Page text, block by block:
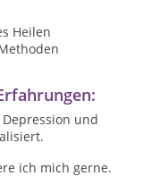
Heilen
und
ich mich gerne.